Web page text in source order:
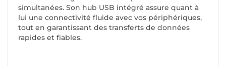
simultanées. Son hub USB intégré assure quant à
lui une connectivité fluide avec vos périphériques,
tout en garantissant des transferts de données
rapides et fiables.